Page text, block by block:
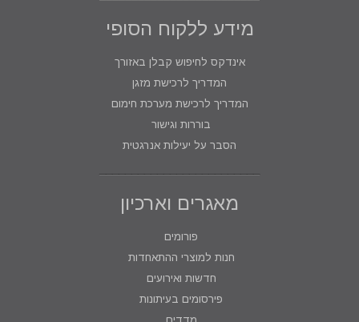
מידע ללקוח הסופי
אינדקס לחיפוש קבלן באזורך
המדריך לרכישת מזגן
המדריך לרכישת מערכת חימום
בוררות וגישור
הסבר על יעילות אנרגטית
מאגרים וארכיון
פורומים
חנות למוצרי ההתאחדות
חדשות ואירועים
פירסומים בעיתונות